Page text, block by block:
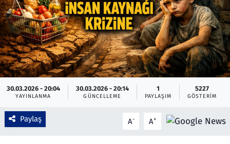
30.03.2026 - 20:04
YAYINLANMA
30.03.2026 - 20:14
GÜNCELLEME
1
PAYLAŞIM
5227
GÖSTERIM
Paylaş A- A+
Bilim ve Teknoloji
Çevre & Doğa
Eğitim
Turizm
Yerel